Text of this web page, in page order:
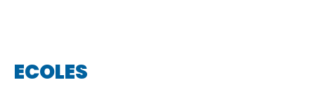
ECOLES